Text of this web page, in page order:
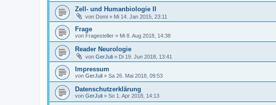
Zell- und Humanbiologie II
von Domi » Mi 14. Jan 2015, 23:11
Frage
von Fragesteller » Mi 8. Aug 2018, 14:38
Reader Neurologie
von GerJuli » Di 19. Jun 2018, 13:41
Impressum
von GerJuli » Sa 26. Mai 2018, 09:53
Datenschutzerklärung
von GerJuli » So 1. Apr 2018, 14:13